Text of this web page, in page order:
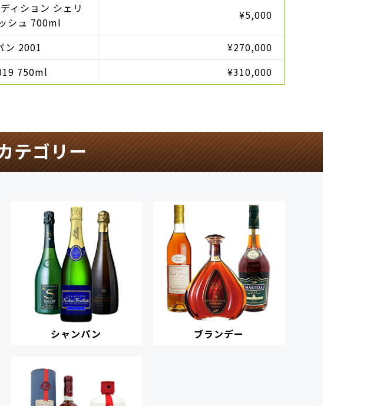
ィション シェリ
シュ 700ml
¥5,000
ン 2001
¥270,000
750ml ¥310,000
テゴリー
シャンパン ブランデー